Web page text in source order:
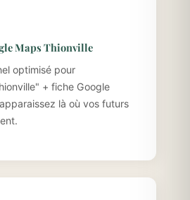
Maps Thionville
optimisé pour
+ fiche Google
là où vos futurs